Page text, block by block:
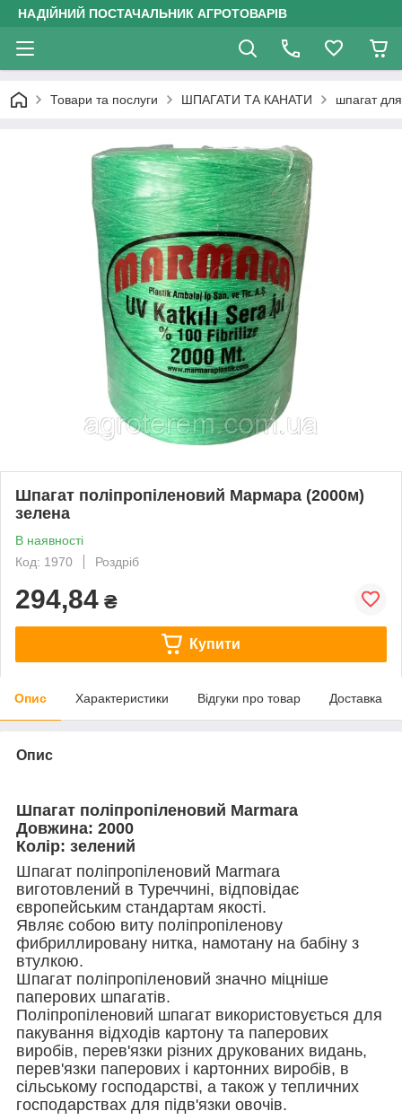
НАДІЙНИЙ ПОСТАЧАЛЬНИК АГРОТОВАРІВ
Товари та послуги ШПАГАТИ ТА КАНАТИ шпагат
Шпагат поліпропіленовий Мармара (2000м)
зелена
В наявності
Код: 1970
Роздріб
294,84 ₴
Купити
Опис Характеристики Відгуки про товар Доставка
Опис
Шпагат поліпропіленовий Marmara
Довжина: 2000
Колір: зелений
Шпагат поліпропіленовий Marmara
виготовлений в Туреччині, відповідає
європейським стандартам якості.
Являє собою виту поліпропіленову
фибриллировану нитка, намотану на бабіну з
втулкою.
Шпагат поліпропіленовий значно міцніше
паперових шпагатів.
Поліпропіленовий шпагат використовується для
пакування відходів картону та паперових
виробів, перев'язки різних друкованих видань,
перев'язки паперових і картонних виробів, в
сільському господарстві, а також у тепличних
господарствах для підв'язки овочів.